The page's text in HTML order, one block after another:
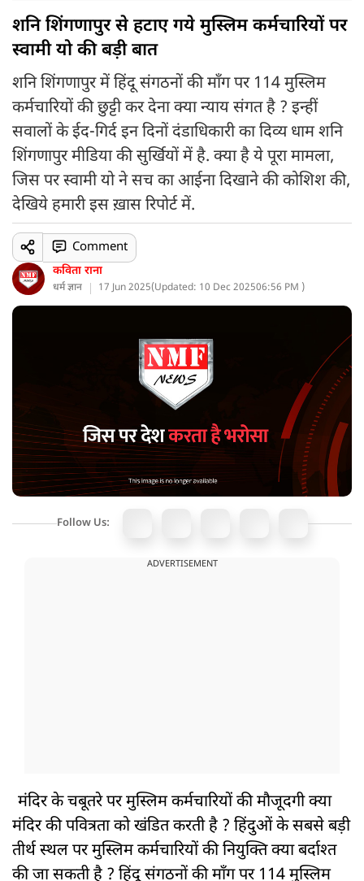
शनि शिंगणापुर से हटाए गये मुस्लिम कर्मचारियों पर
स्वामी यो की बड़ी बात
शनि शिंगणापुर में हिंदू संगठनों की माँग पर 114 मुस्लिम
कर्मचारियों की छुट्टी कर देना क्या न्याय संगत है ? इन्हीं
सवालों के ईद-गिर्द इन दिनों दंडाधिकारी का दिव्य धाम शनि
शिंगणापुर मीडिया की सुर्खियों में है. क्या है ये पूरा मामला,
जिस पर स्वामी यो ने सच का आईना दिखाने की कोशिश की,
देखिये हमारी इस ख़ास रिपोर्ट में.
कविता राना
धर्म ज्ञान 17 Jun 2025(Updated: 10 Dec 202506:56 PM )
Comment
Follow Us:
ADVERTISEMENT
मंदिर के चबूतरे पर मुस्लिम कर्मचारियों की मौजूदगी क्या
मंदिर की पवित्रता को खंडित करती है ? हिंदुओं के सबसे बड़ी
तीर्थ स्थल पर मुस्लिम कर्मचारियों की नियुक्ति क्या बर्दाश्त
की जा सकती है ? हिंदू संगठनों की माँग पर 114 मुस्लिम